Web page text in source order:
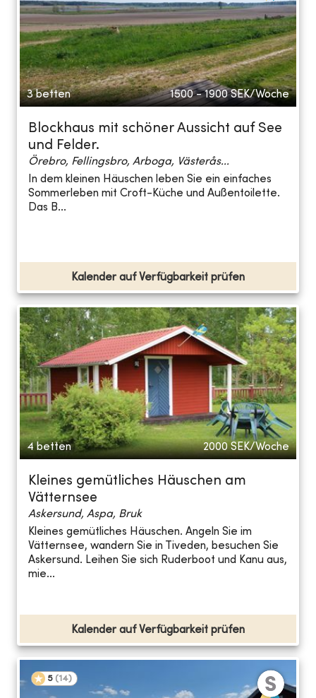
3 betten 1500 - 1900 SEK/Woche
Blockhaus mit schöner Aussicht auf See
und Felder.
Örebro, Fellingsbro, Arboga, Västerås...
In dem kleinen Häuschen leben Sie ein einfaches
Sommerleben mit Croft-Küche und Außentoilette.
Das B...
Kalender auf Verfügbarkeit prüfen
4 betten 2000 SEK/Woche
Kleines gemütliches Häuschen am
Vätternsee
Askersund, Aspa, Bruk
Kleines gemütliches Häuschen. Angeln Sie im
Vätternsee, wandern Sie in Tiveden, besuchen Sie
Askersund. Leihen Sie sich Ruderboot und Kanu aus,
mie...
Kalender auf Verfügbarkeit prüfen
5 (14)